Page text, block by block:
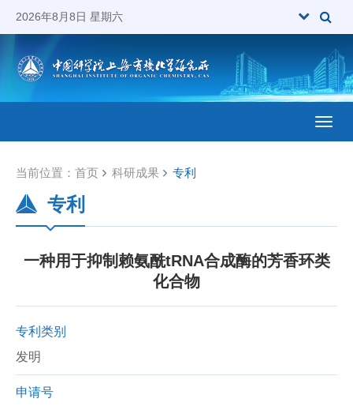
2026年8月8日 星期六
当前位置： 首页 科研成果 专利
专利
一种用于抑制赖氨酰tRNA合成酶的芳香环类
化合物
专利类别
发明
申请号